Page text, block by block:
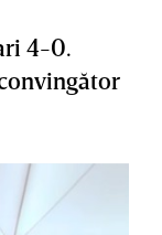
4-0.